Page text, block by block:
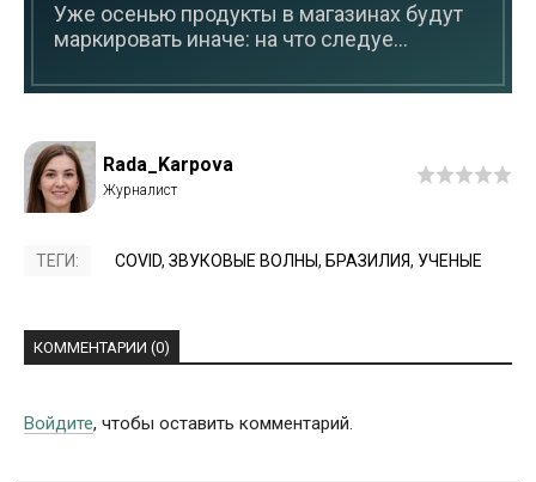
Уже осенью продукты в магазинах будут
маркировать иначе: на что следуе...
Rada_Karpova
ТЕГИ: COVID, ЗВУКОВЫЕ ВОЛНЫ, БРАЗИЛИЯ, УЧЕНЫЕ
КОММЕНТАРИИ (0)
Войдите, чтобы оставить комментарий.